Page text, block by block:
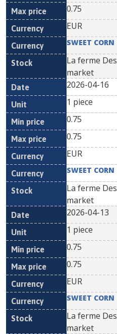
0.75
EUR
SWEET CORN
La ferme
market
2026-04-16
1 piece
0.75
0.75
EUR
SWEET CORN
La ferme
market
2026-04-13
1 piece
0.75
0.75
EUR
SWEET CORN
La ferme
market